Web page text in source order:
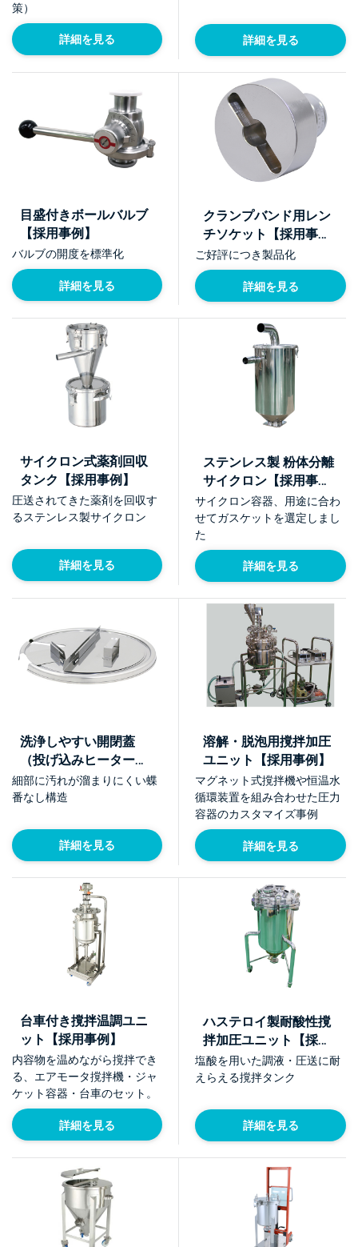
策）
詳細を見る 詳細を見る
目盛付きボールバルブ
【採用事例】
バルブの開度を標準化
詳細を見る
クランプバンド用レン
チソケット【採用事
例】
ご好評につき製品化
詳細を見る
サイクロン式薬剤回収
タンク【採用事例】
圧送されてきた薬剤を回収す
るステンレス製サイクロン
詳細を見る
ステンレス製 粉体分離
サイクロン【採用事
例】
サイクロン容器、用途に合わ
せてガスケットを選定しまし
た
詳細を見る
洗浄しやすい開閉蓋
（投げ込みヒーター付
き撹拌タンク用）【採
用事例】
細部に汚れが溜まりにくい蝶
番なし構造
詳細を見る
溶解・脱泡用撹拌加圧
ユニット【採用事例】
マグネット式撹拌機や恒温水
循環装置を組み合わせた圧力
容器のカスタマイズ事例
詳細を見る
台車付き撹拌温調ユニ
ット【採用事例】
内容物を温めながら撹拌でき
る、エアモータ撹拌機・ジャ
ケット容器・台車のセット。
詳細を見る
ハステロイ製耐酸性撹
拌加圧ユニット【採用
事例】
塩酸を用いた調液・圧送に耐
えらえる撹拌タンク
詳細を見る